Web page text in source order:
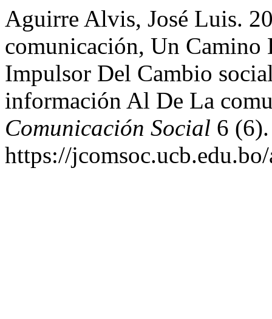
Aguirre Alvis, José Luis.
comunicación, Un
Impulsor Del Cambio
información Al De La
Comunicación Social 6
https://